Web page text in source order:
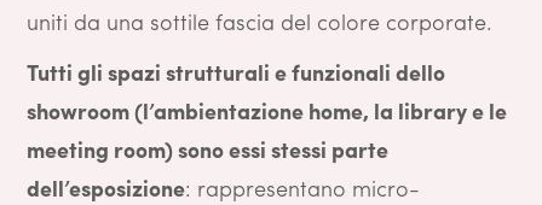
uniti da una sottile fascia del colore corporate.
Tutti gli spazi strutturali e funzionali dello
showroom (l’ambientazione home, la library e le
meeting room) sono essi stessi parte
dell’esposizione: rappresentano micro-